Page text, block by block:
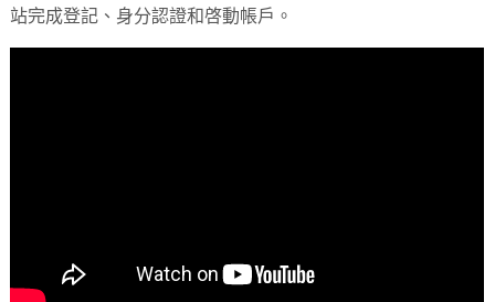
站完成登記、身分認證和啓動帳戶。